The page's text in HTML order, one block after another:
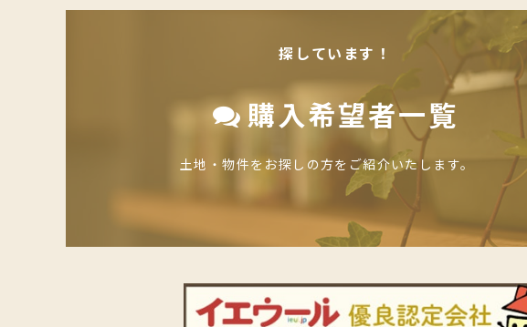
探しています！
購入希望者一覧
土地・物件をお探しの方をご紹介いたします。